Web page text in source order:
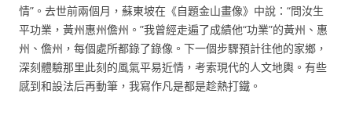
情”。去世前兩個月，蘇東坡在《自題金山畫像》中說：“問汝生
平功業，黃州惠州儋州。”我曾經走遍了成績他“功業”的黃州、惠
州、儋州，每個處所都錄了錄像。下一個步驟預計往他的家鄉，
深刻體驗那里此刻的風氣平易近情，考索現代的人文地輿。有些
感到和設法后再動筆，我寫作凡是都是趁熱打鐵。